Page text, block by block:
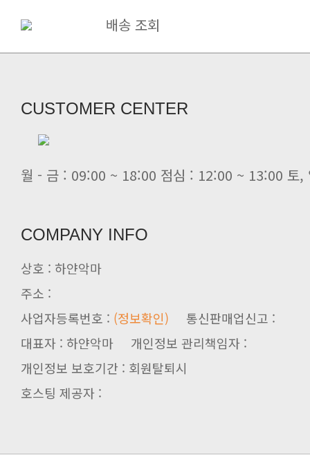
배송 조회
CUSTOMER CENTER
월 - 금 : 09:00 ~ 18:00 점심 : 12:00 ~ 13:00 토,
COMPANY INFO
상호 : 하얀악마
주소 :
사업자등록번호 : (정보확인) 통신판매업신고 :
대표자 : 하얀악마 개인정보 관리책임자 :
개인정보 보호기간 : 회원탈퇴시
호스팅 제공자 :